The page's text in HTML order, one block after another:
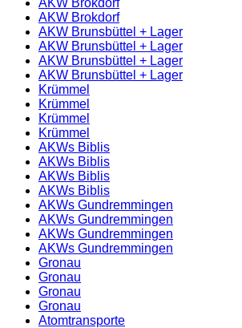
AKW Brokdorf
AKW Brokdorf
AKW Brunsbüttel + Lager
AKW Brunsbüttel + Lager
AKW Brunsbüttel + Lager
AKW Brunsbüttel + Lager
Krümmel
Krümmel
Krümmel
Krümmel
AKWs Biblis
AKWs Biblis
AKWs Biblis
AKWs Biblis
AKWs Gundremmingen
AKWs Gundremmingen
AKWs Gundremmingen
AKWs Gundremmingen
Gronau
Gronau
Gronau
Gronau
Atomtransporte